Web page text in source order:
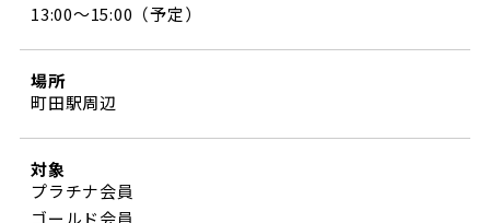
13:00～15:00（予定）
場所
町田駅周辺
対象
プラチナ会員
ゴールド会員